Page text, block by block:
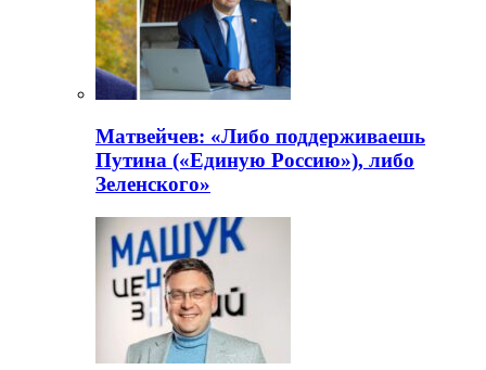
Матвейчев: «Либо поддерживаешь
Путина («Единую Россию»), либо
Зеленского»